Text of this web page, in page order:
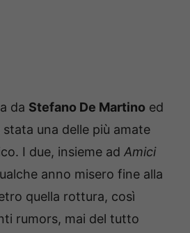
da Stefano De Martino ed
una delle più amate
I due, insieme ad Amici
anno misero fine alla
quella rottura, così
rumors, mai del tutto